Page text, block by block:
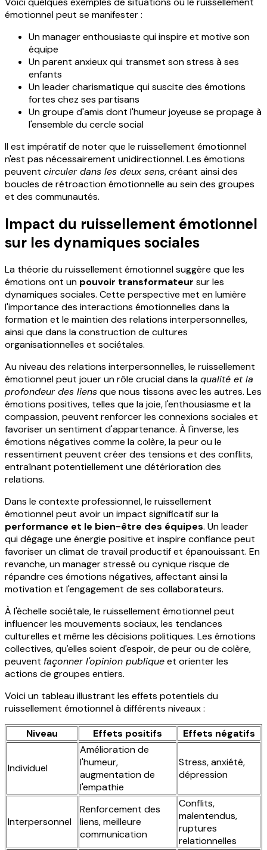
émotionnel peut se manifester :
Un manager enthousiaste qui inspire et motive son
équipe
Un parent anxieux qui transmet son stress à ses
enfants
Un leader charismatique qui suscite des émotions
fortes chez ses partisans
Un groupe d'amis dont l'humeur joyeuse se propage à
l'ensemble du cercle social
Il est impératif de noter que le ruissellement émotionnel
n'est pas nécessairement unidirectionnel. Les émotions
peuvent circuler dans les deux sens, créant ainsi des
boucles de rétroaction émotionnelle au sein des groupes
et des communautés.
Impact du ruissellement émotionnel
sur les dynamiques sociales
La théorie du ruissellement émotionnel suggère que les
émotions ont un pouvoir transformateur sur les
dynamiques sociales. Cette perspective met en lumière
l'importance des interactions émotionnelles dans la
formation et le maintien des relations interpersonnelles,
ainsi que dans la construction de cultures
organisationnelles et sociétales.
Au niveau des relations interpersonnelles, le ruissellement
émotionnel peut jouer un rôle crucial dans laqualité et la
profondeur des liensque nous tissons avec les autres. Les
émotions positives, telles que la joie, l'enthousiasme et la
compassion, peuvent renforcer les connexions sociales et
favoriser un sentiment d'appartenance. À l'inverse, les
émotions négatives comme la colère, la peur ou le
ressentiment peuvent créer des tensions et des conflits,
entraînant potentiellement une détérioration des
relations.
Dans le contexte professionnel, le ruissellement
émotionnel peut avoir un impact significatif sur la
performance et le bien-être des équipes. Un leader
qui dégage une énergie positive et inspire confiance peut
favoriser un climat de travail productif et épanouissant. En
revanche, un manager stressé ou cynique risque de
répandre ces émotions négatives, affectant ainsi la
motivation et l'engagement de ses collaborateurs.
À l'échelle sociétale, le ruissellement émotionnel peut
influencer les mouvements sociaux, les tendances
culturelles et même les décisions politiques. Les émotions
collectives, qu'elles soient d'espoir, de peur ou de colère,
peuvent façonner l'opinion publiqueet orienter les
actions de groupes entiers.
Voici un tableau illustrant les effets potentiels du
ruissellement émotionnel à différents niveaux :
Niveau
Effets positifs Effets négatifs
Individuel
Amélioration de
l'humeur,
augmentation de
l'empathie
Stress, anxiété,
dépression
Interpersonnel
Renforcement des
liens, meilleure
communication
Conflits,
malentendus,
ruptures
relationnelles